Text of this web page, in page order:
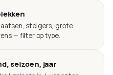
steigers, grote
— filter op type.
seizoen, jaar